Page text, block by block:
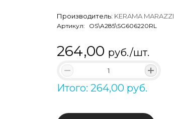
Производитель: KERAMA MARAZZI
Артикул: OS\A285\SG606220RL
264,00 руб./шт.
Итого: 264,00 руб.